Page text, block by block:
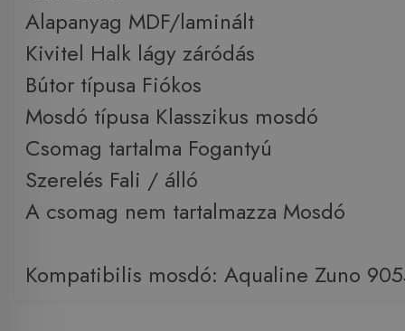
Alapanyag MDF/laminált
Kivitel Halk lágy záródás
Bútor típusa Fiókos
Mosdó típusa Klasszikus mosdó
Csomag tartalma Fogantyú
Szerelés Fali / álló
A csomag nem tartalmazza Mosdó
Kompatibilis mosdó: Aqualine Zuno